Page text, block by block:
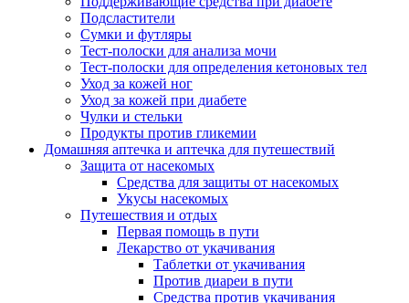
Подсластители
Сумки и футляры
Тест-полоски для анализа мочи
Тест-полоски для определения кетоновых тел
Уход за кожей ног
Уход за кожей при диабете
Чулки и стельки
Продукты против гликемии
Домашняя аптечка и аптечка для путешествий
Защита от насекомых
Средства для защиты от насекомых
Укусы насекомых
Путешествия и отдых
Первая помощь в пути
Лекарство от укачивания
Таблетки от укачивания
Против диареи в пути
Средства против укачивания